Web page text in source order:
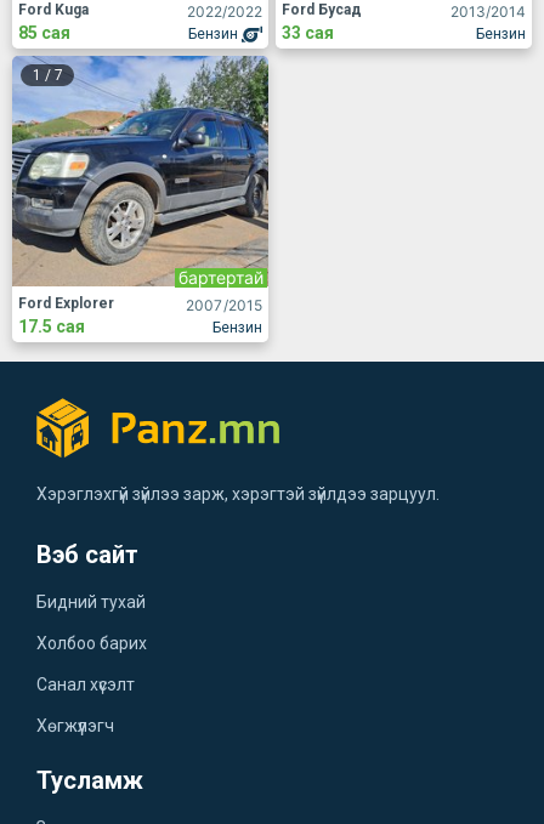
2022/2022
Бензин
Ford Kuga
85 сая
2013/2014
Бензин
Ford Бусад
33 сая
1 / 7
2007/2015
Бензин
бартертай
Ford Explorer
17.5 сая
Хэрэглэхгүй зүйлээ зарж, хэрэгтэй зүйлдээ зарцуул.
Вэб сайт
Бидний тухай
Холбоо барих
Санал хүсэлт
Хөгжүүлэгч
Тусламж